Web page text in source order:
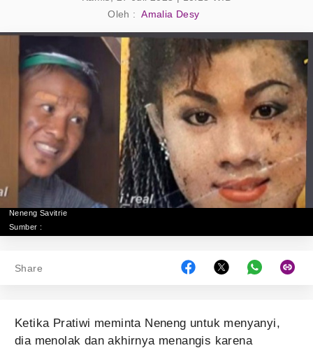
Oleh : Amalia Desy
Neneng Savitrie
Sumber :
Share
Ketika Pratiwi meminta Neneng untuk menyanyi,
dia menolak dan akhirnya menangis karena